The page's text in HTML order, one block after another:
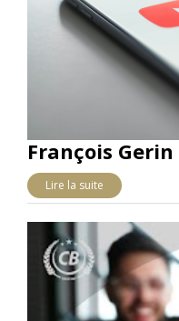
François Gerin
Lire la suite